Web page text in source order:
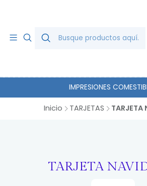
IMPRESIONES
Inicio TARJETAS TARJETA
TARJETA